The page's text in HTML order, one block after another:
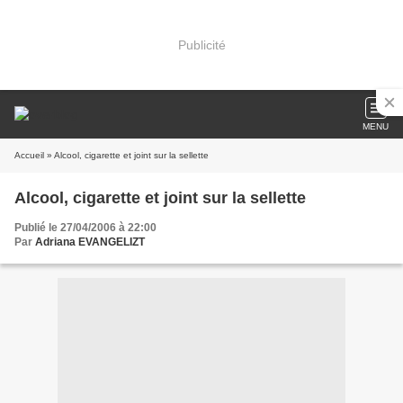
Publicité
MENU
Accueil » Alcool, cigarette et joint sur la sellette
Alcool, cigarette et joint sur la sellette
Publié le 27/04/2006 à 22:00
Par Adriana EVANGELIZT